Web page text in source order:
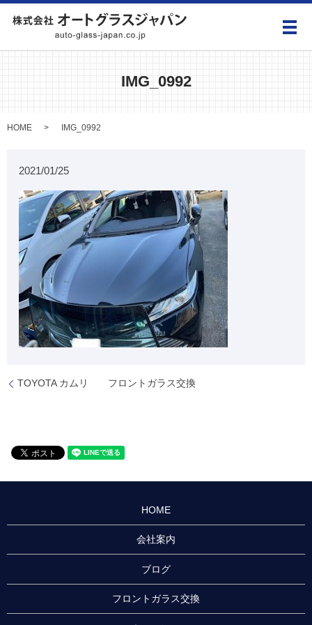
メ
IMG_0992
HOME IMG_0992
2021/01/25
TOYOTA カムリ フロントガラス交換
HOME
会社案内
ブログ
フロントガラス交換